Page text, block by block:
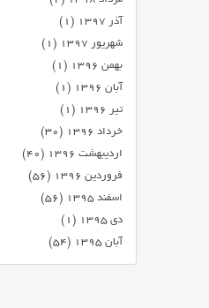
آذر ۱۳۹۷
(۱)
شهریور ۱۳۹۷
(۱)
بهمن ۱۳۹۶
(۱)
آبان ۱۳۹۶
(۱)
تیر ۱۳۹۶
(۱)
خرداد ۱۳۹۶
(۳۰)
اردیبهشت ۱۳۹۶
(۴۰)
فروردین ۱۳۹۶
(۵۶)
اسفند ۱۳۹۵
(۵۶)
دی ۱۳۹۵
(۱)
آبان ۱۳۹۵
(۵۴)